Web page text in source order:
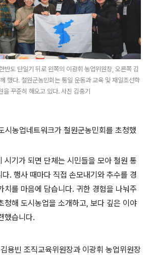
반도 단일기 뒤로 왼쪽의 이광휘 농업위원장, 오른쪽 김
했다. 철원군농민회는 통일 운동과 교육 및 재일조선학
을 꾸준히 해오고 있다. 사진 김충기
시농업네트워크가 철원군농민회를 초청했
시기가 되면 단체는 시민들을 모아 철원 통
. 행사 때마다 직접 손모내기와 추수를 경
치를 마음에 담습니다. 귀한 경험을 나눠주
청해 도시농업을 소개하고, 보다 깊은 이야
했습니다.
용빈 조직교육위원장과 이광휘 농업위원장